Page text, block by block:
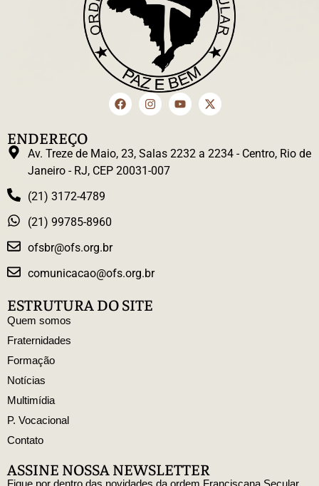
ENDEREÇO
Av. Treze de Maio, 23, Salas 2232 a 2234 - Centro, Rio de
Janeiro - RJ, CEP 20031-007
(21) 3172-4789
(21) 99785-8960
ofsbr@ofs.org.br
comunicacao@ofs.org.br
ESTRUTURA DO SITE
Quem somos
Fraternidades
Formação
Notícias
Multimídia
P. Vocacional
Contato
ASSINE NOSSA NEWSLETTER
Fique por dentro das novidades da ordem Franciscana Secular